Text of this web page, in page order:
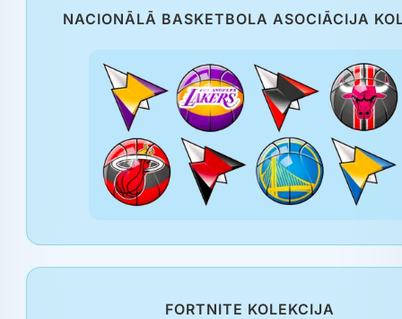
FORTNITE KOLEKCIJA